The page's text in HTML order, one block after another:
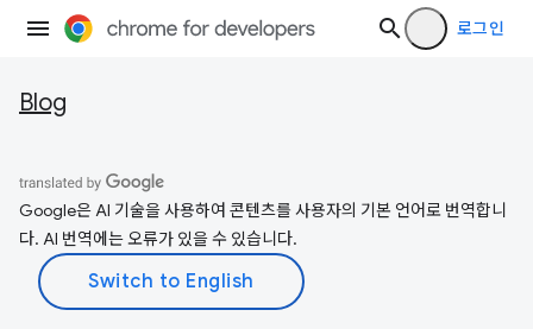
로그인
Blog
Google은 AI 기술을 사용하여 콘텐츠를 사용자의 기본 언어로 번역합니
다. AI 번역에는 오류가 있을 수 있습니다.